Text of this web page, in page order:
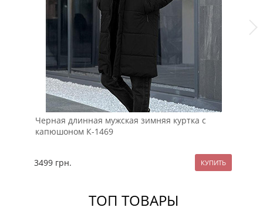
Черная длинная мужская зимняя куртка с
капюшоном К-1469
3499 грн.
ТОП ТОВАРЫ